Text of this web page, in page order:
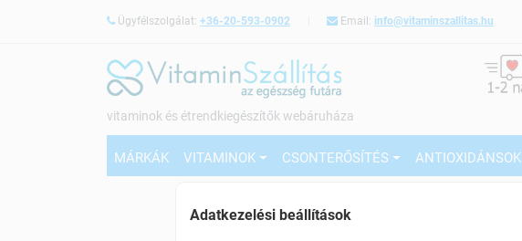
Ügyfélszolgálat: +36-20-593-0902 Email: info@vitaminszallitas.hu
vitaminok és étrendkiegészítők webáruháza
MÁRKÁK VITAMINOK CSONTERŐSÍTÉS ANTIOXIDÁNSOK
Adatkezelési beállítások